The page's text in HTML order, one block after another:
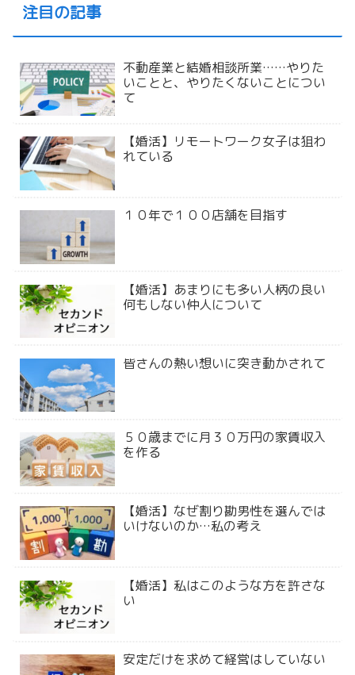
注目の記事
不動産業と結婚相談所業……やりた
いことと、やりたくないことについ
て
【婚活】リモートワーク女子は狙わ
れている
１０年で１００店舗を目指す
【婚活】あまりにも多い人柄の良い
何もしない仲人について
皆さんの熱い想いに突き動かされて
５０歳までに月３０万円の家賃収入
を作る
【婚活】なぜ割り勘男性を選んでは
いけないのか…私の考え
【婚活】私はこのような方を許さな
い
安定だけを求めて経営はしていない